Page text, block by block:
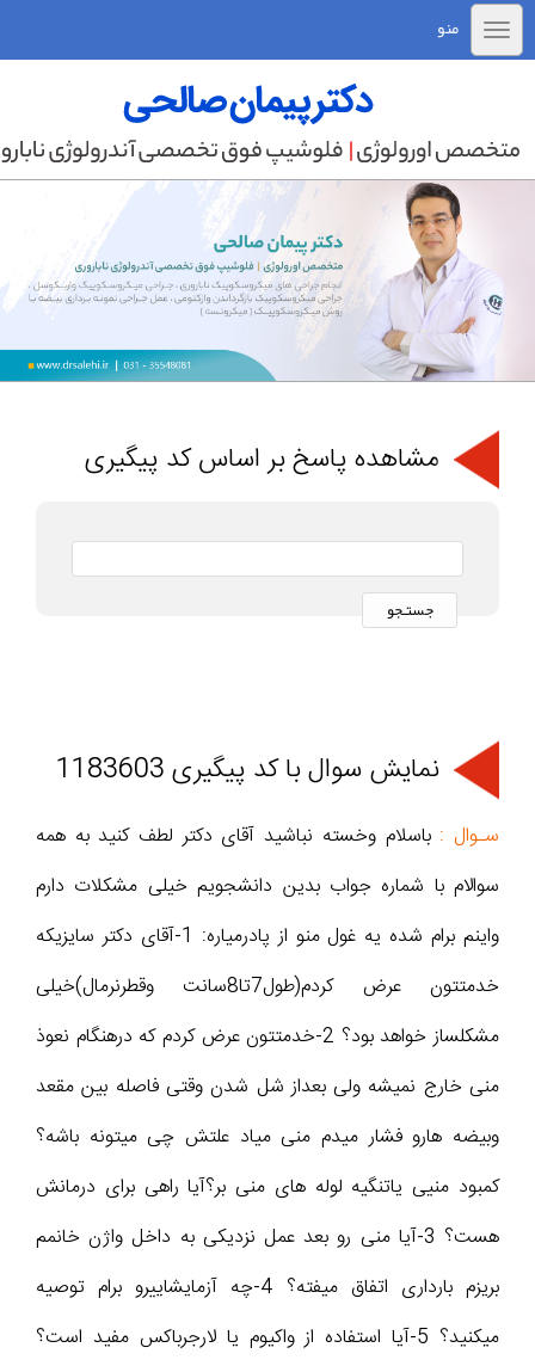
منو
مشاهده پاسخ بر اساس کد پیگیری
نمایش سوال با کد پیگیری 1183603
سـوال :باسلام وخسته نباشید آقای دکتر لطف کنید به همه
سوالام با شماره جواب بدین دانشجویم خیلی مشکلات دارم
واینم برام شده یه غول منو از پادرمیاره: 1-آقای دکتر سایزیکه
خدمتتون عرض کردم(طول7تا8سانت وقطرنرمال)خیلی
مشکلساز خواهد بود؟ 2-خدمتتون عرض کردم که درهنگام نعوذ
منی خارج نمیشه ولی بعداز شل شدن وقتی فاصله بین مقعد
وبیضه هارو فشار میدم منی میاد علتش چی میتونه باشه؟
کمبود منیی یاتنگیه لوله های منی بر؟آیا راهی برای درمانش
هست؟ 3-آیا منی رو بعد عمل نزدیکی به داخل واژن خانمم
بریزم بارداری اتفاق میفته؟ 4-چه آزمایشاییرو برام توصیه
میکنید؟ 5-آیا استفاده از واکیوم یا لارجرباکس مفید است؟